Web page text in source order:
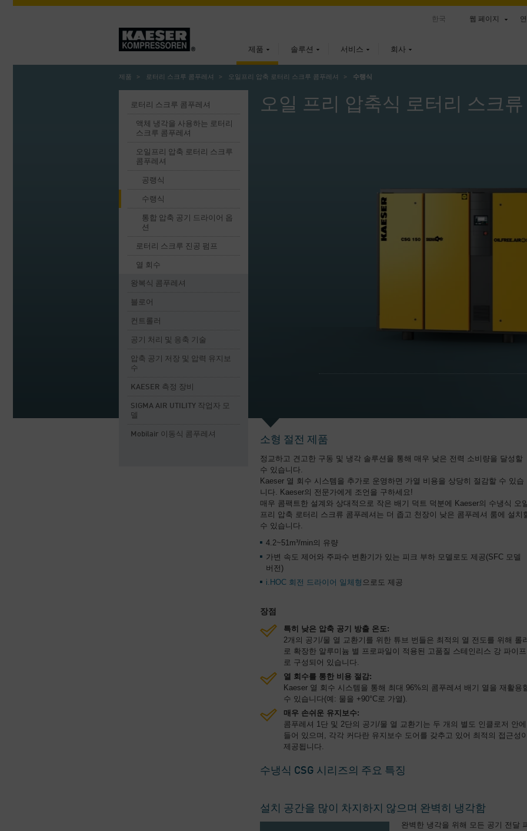
제품 솔루션 서비스 회사
한국 웹 페이지
제품 로터리 스크루 콤푸레셔 오일프리 압축 로터리 스크루 콤푸레셔 수랭식
오일 프리 압축식 로터리 스크
로터리 스크루 콤푸레셔
액체 냉각을 사용하는 로터리
스크루 콤푸레셔
오일프리 압축 로터리 스크루
콤푸레셔
공랭식
수랭식
통합 압축 공기 드라이어 옵
션
로터리 스크루 진공 펌프
열 회수
왕복식 콤푸레셔
블로어
컨트롤러
공기 처리 및 응축 기술
압축 공기 저장 및 압력 유지보
수
KAESER 측정 장비
SIGMA AIR UTILITY 작업자 모
델
Mobilair 이동식 콤푸레셔
소형 절전 제품
정교하고 견고한 구동 및 냉각 솔루션을 통해 매우 낮은 전력 소비량을 달성할
수 있습니다.
Kaeser 열 회수 시스템을 추가로 운영하면 가열 비용을 상당히 절감할 수 있습
니다. Kaeser의 전문가에게 조언을 구하세요!
매우 콤팩트한 설계와 상대적으로 작은 배기 덕트 덕분에 Kaeser의 수냉식 오
프리 압축 로터리 스크류 콤푸레셔는 더 좁고 천장이 낮은 콤푸레셔 룸에 설치
수 있습니다.
4.2~51m³/min의 유량
가변 속도 제어와 주파수 변환기가 있는 피크 부하 모델로도 제공(SFC 모델
버전)
i.HOC 회전 드라이어 일체형 으로도 제공
장점
특히 낮은 압축 공기 방출 온도:
2개의 공기/물 열 교환기를 위한 튜브 번들은 최적의 열 전도를 위해 롤
로 확장한 알루미늄 별 프로파일이 적용된 고품질 스테인리스 강 파이프
로 구성되어 있습니다.
열 회수를 통한 비용 절감:
Kaeser 열 회수 시스템을 통해 최대 96%의 콤푸레셔 배기 열을 재활용
수 있습니다(예: 물을 +90°C로 가열).
매우 손쉬운 유지보수:
콤푸레셔 1단 및 2단의 공기/물 열 교환기는 두 개의 별도 인클로저 안에
들어 있으며, 각각 커다란 유지보수 도어를 갖추고 있어 최적의 접근성
제공됩니다.
수냉식 CSG 시리즈의 주요 특징
설치 공간을 많이 차지하지 않으며 완벽히 냉각함
완벽한 냉각을 위해 모든 공기 전달